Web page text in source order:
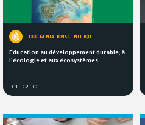
DOCUMENTATION SCIENTIFIQUE
Education au développement durable, à
l'écologie et aux écosystèmes.
C1 C2 C3